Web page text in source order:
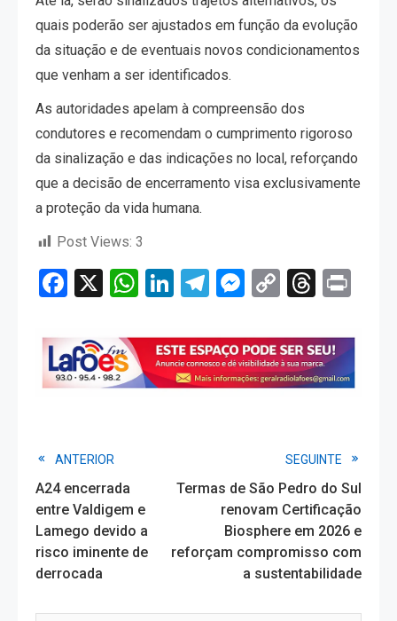
quais poderão ser ajustados em função da evolução
da situação e de eventuais novos condicionamentos
que venham a ser identificados.
As autoridades apelam à compreensão dos
condutores e recomendam o cumprimento rigoroso
da sinalização e das indicações no local, reforçando
que a decisão de encerramento visa exclusivamente
a proteção da vida humana.
Post Views: 3
Facebook
X WhatsApp
LinkedIn
Telegram
Messenger
Copy
Read
more
articles
ANTERIOR
A24 encerrada
entre Valdigem e
Lamego devido a
risco iminente de
derrocada
SEGUINTE
Termas de São Pedro do Sul
renovam Certificação
Biosphere em 2026 e
reforçam compromisso com
a sustentabilidade